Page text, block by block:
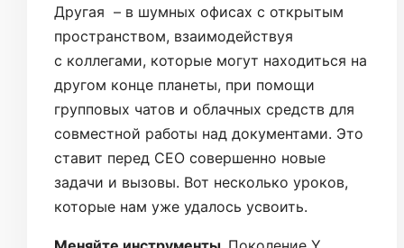
Другая – в шумных офисах с открытым
пространством, взаимодействуя
с коллегами, которые могут находиться на
другом конце планеты, при помощи
групповых чатов и облачных средств для
совместной работы над документами. Это
ставит перед CEO совершенно новые
задачи и вызовы. Вот несколько уроков,
которые нам уже удалось усвоить.